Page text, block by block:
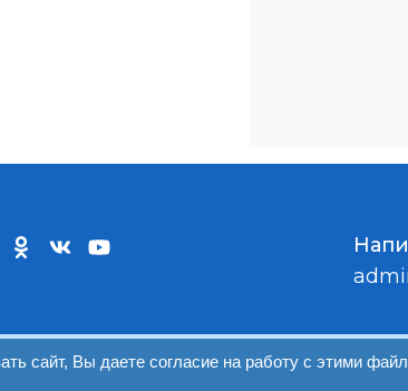
сайт, Вы даете согласие на работу с этими